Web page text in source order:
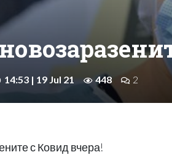
14:53 | 19 Jul 21 448 2
с Ковид вчера!